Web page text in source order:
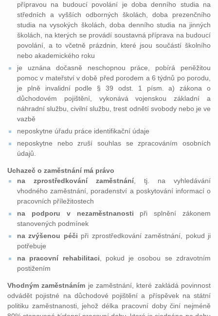
přípravou na budoucí povolání je doba denního studia na
středních a vyšších odborných školách, doba prezenčního
studia na vysokých školách, doba denního studia na jinných
školách, na kterých se provádí soustavná příprava na budoucí
povolání, a to včetně prázdnin, které jsou součástí školního
nebo akademického roku
je uznána dočasně neschopnou práce, pobírá peněžitou
pomoc v mateřství v době před porodem a 6 týdnů po porodu,
je plně invalidní podle § 39 odst. 1 písm. a) zákona o
důchodovém pojištění, vykonává vojenskou základní a
náhradní službu, civilní službu, trest odnětí svobody nebo je ve
vazbě
neposkytne úřadu práce identifikační údaje
neposkytne nebo zruší souhlas se zpracováním osobních
údajů.
Uchazeč o zaměstnání má právo
na zprostředkování zaměstnání , tj. na vyhledávání
vhodného zaměstnání, poradenství a poskytování informací o
pracovních příležitostech
na podporu v nezaměstnanosti při splnění zákonem
stanovených podmínek
na zvýšenou péči při zprostředkování zaměstnání, pokud ji
potřebuje
na pracovní rehabilitaci , pokud je osobou se zdravotním
postižením
Vhodným zaměstnáním je zaměstnání, které zakládá povinnost
odvádět pojistné na důchodové pojištění a příspěvek na státní
politiku zaměstnanosti, jehož délka pracovní doby činí nejméně